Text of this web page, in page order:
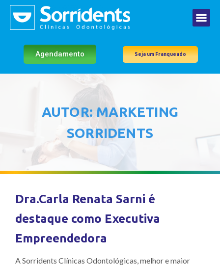
Agendamento Seja um Franqueado
AUTOR: MARKETING
SORRIDENTS
Dra.Carla Renata Sarni é
destaque como Executiva
Empreendedora
A Sorridents Clínicas Odontológicas, melhor e maior